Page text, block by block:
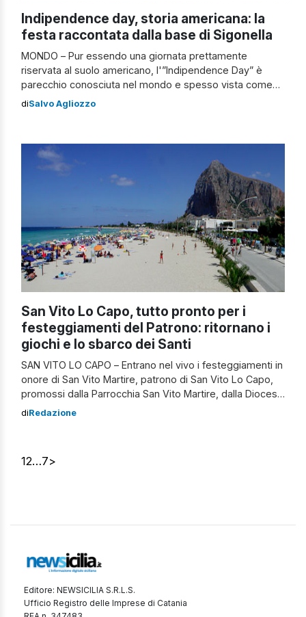
Indipendence day, storia americana: la
festa raccontata dalla base di Sigonella
MONDO – Pur essendo una giornata prettamente
riservata al suolo americano, l'”Indipendence Day” è
parecchio conosciuta nel mondo e spesso vista come
un’occasione per omaggiare uno dei più grandi Paesi al
questi festeggiamenti anche grazie alla storia […]
diSalvo Agliozzo
San Vito Lo Capo, tutto pronto per i
festeggiamenti del Patrono: ritornano i
giochi e lo sbarco dei Santi
SAN VITO LO CAPO – Entrano nel vivo i festeggiamenti in
onore di San Vito Martire, patrono di San Vito Lo Capo,
promossi dalla Parrocchia San Vito Martire, dalla Diocesi
di Trapani e dal Comune di San Vito Lo Capo. Domani,
diRedazione
12…7>
Editore: NEWSICILIA S.R.L.S.
Ufficio Registro delle Imprese di Catania